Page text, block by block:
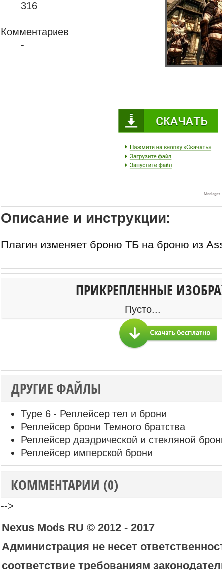
316
Комментариев
-
Описание и инструкции:
Плагин изменяет броню ТБ на броню из
ПРИКРЕПЛЕННЫЕ
Пусто...
ДРУГИЕ ФАЙЛЫ
Type 6 - Реплейсер тел и брони
Реплейсер брони Темного братства
Реплейсер даэдрической и стекляной
Реплейсер имперской брони
КОММЕНТАРИИ (0)
-->
Nexus Mods RU © 2012 - 2017
Администрация не несет
соответствие требованиям